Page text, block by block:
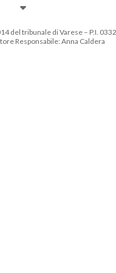
del tribunale di Varese – P.I.
Responsabile: Anna Caldera